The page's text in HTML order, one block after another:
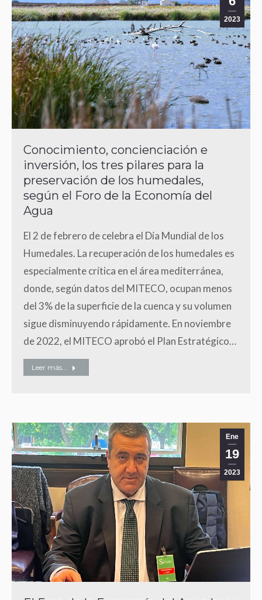
2023
Conocimiento, concienciación e
inversión, los tres pilares para la
preservación de los humedales,
según el Foro de la Economía del
Agua
El 2 de febrero de celebra el Día Mundial de los
Humedales. La recuperación de los humedales es
especialmente crítica en el área mediterránea,
donde, según datos del MITECO, ocupan menos
del 3% de la superficie de la cuenca y su volumen
sigue disminuyendo rápidamente. En noviembre
de 2022, el MITECO aprobó el Plan Estratégico…
Leer más...
Ene
19
2023